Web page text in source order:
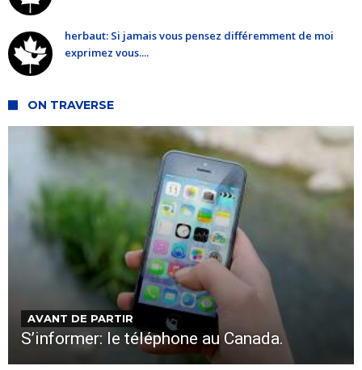
herbaut: Si jamais vous pensez différemment de moi
exprimez vous....
ON TRAVERSE
AVANT DE PARTIR
S’informer: le téléphone au Canada.